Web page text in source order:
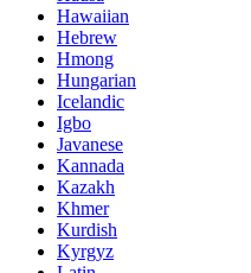
Hawaiian
Hebrew
Hmong
Hungarian
Icelandic
Igbo
Javanese
Kannada
Kazakh
Khmer
Kurdish
Kyrgyz